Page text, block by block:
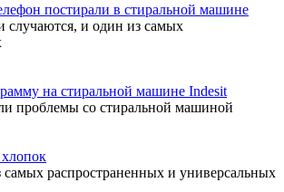
постирали в стиральной машине
случаются, и один из самых
на стиральной машине Indesit
проблемы со стиральной машиной
распространенных и универсальных